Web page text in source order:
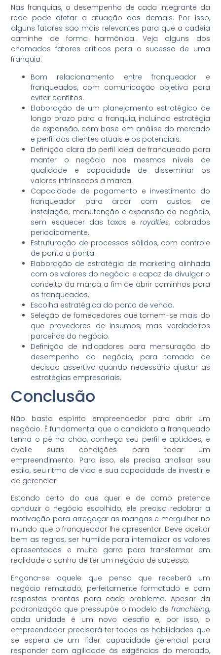
Nas franquias, o desempenho de cada integrante da
rede pode afetar a atuação dos demais. Por isso,
alguns fatores são mais relevantes para que a cadeia
caminhe de forma harmônica. Veja alguns dos
chamados fatores críticos para o sucesso de uma
franquia:
Bom relacionamento entre franqueador e
franqueados, com comunicação objetiva para
evitar conflitos.
Elaboração de um planejamento estratégico de
longo prazo para a franquia, incluindo estratégia
de expansão, com base em análise do mercado
e perfil dos clientes atuais e os potenciais.
Definição clara do perfil ideal de franqueado para
manter o negócio nos mesmos níveis de
qualidade e capacidade de disseminar os
valores intrínsecos à marca.
Capacidade de pagamento e investimento do
franqueador para arcar com custos de
instalação, manutenção e expansão do negócio,
sem esquecer das taxas eroyalties, cobrados
periodicamente.
Estruturação de processos sólidos, com controle
de ponta a ponta.
Elaboração de estratégia de marketing alinhada
com os valores do negócio e capaz de divulgar o
conceito da marca a fim de abrir caminhos para
os franqueados.
Escolha estratégica do ponto de venda.
Seleção de fornecedores que tornem-se mais do
que provedores de insumos, mas verdadeiros
parceiros do negócio.
Definição de indicadores para mensuração do
desempenho do negócio, para tomada de
decisão assertiva quando necessário ajustar as
estratégias empresariais.
Conclusão
Não basta espírito empreendedor para abrir um
negócio. É fundamental que o candidato a franqueado
tenha o pé no chão, conheça seu perfil e aptidões, e
avalie suas condições para tocar um
empreendimento. Para isso, ele precisa analisar seu
estilo, seu ritmo de vida e sua capacidade de investir e
de gerenciar.
Estando certo do que quer e de como pretende
conduzir o negócio escolhido, ele precisa redobrar a
motivação para arregaçar as mangas e mergulhar no
mundo que o franqueador lhe apresentar. Deve aceitar
bem as regras, ser humilde para internalizar os valores
apresentados e muita garra para transformar em
realidade o sonho de ter um negócio de sucesso.
Engana-se aquele que pensa que receberá um
negócio rematado, perfeitamente formatado e com
respostas prontas para cada problema. Apesar da
padronização que pressupõe o modelo de franchising,
cada unidade é um novo desafio e, por isso, o
empreendedor precisará ter todas as habilidades que
se espera de um líder: capacidade gerencial para
responder com agilidade às exigências do mercado,